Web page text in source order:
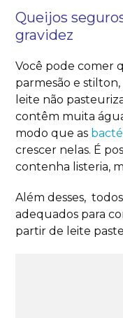
Queijos
gravidez
Você pode comer
parmesão e
leite não
contêm muita
modo que as
crescer nelas. É
contenha listeria,
Além desses,
adequados para
partir de leite